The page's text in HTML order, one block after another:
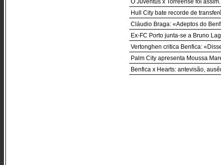
O Juventus x Torreense foi
Hull City bate recorde de
Cláudio Braga: «Adeptos do
Ex-FC Porto junta-se a Bruno
Vertonghen critica Benfica:
Palm City apresenta Moussa
Benfica x Hearts: antevisão,